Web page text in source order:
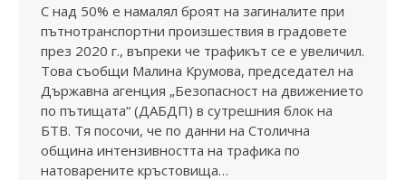
С над 50% е намалял броят на загиналите при
пътнотранспортни произшествия в градовете
през 2020 г., въпреки че трафикът се е увеличил.
Това съобщи Малина Крумова, председател на
Държавна агенция „Безопасност на движението
по пътищата“ (ДАБДП) в сутрешния блок на
БТВ. Тя посочи, че по данни на Столична
община интензивността на трафика по
натоварените кръстовища…